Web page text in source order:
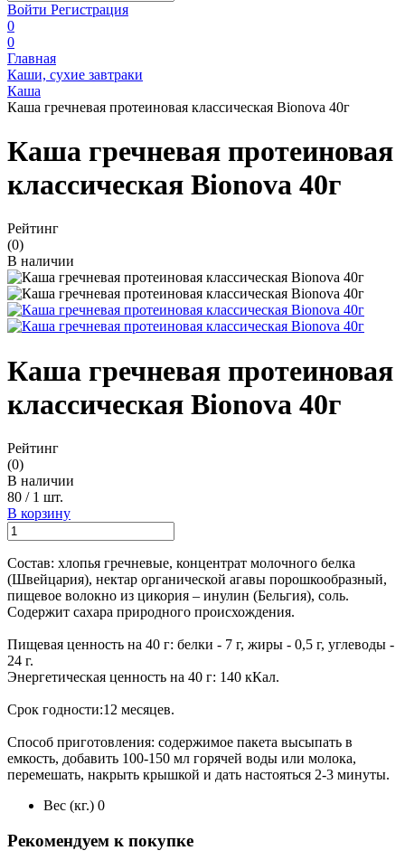
Войти Регистрация
0
0
Главная
Каши, сухие завтраки
Каша
Каша гречневая протеиновая классическая Bionova 40г
Каша гречневая протеиновая
классическая Bionova 40г
Рейтинг
(0)
В наличии
Каша гречневая протеиновая
классическая Bionova 40г
Рейтинг
(0)
В наличии
80 / 1 шт.
В корзину
Состав: хлопья гречневые, концентрат молочного белка
(Швейцария), нектар органической агавы порошкообразный,
пищевое волокно из цикория – инулин (Бельгия), соль.
Содержит сахара природного происхождения.
Пищевая ценность на 40 г: белки - 7 г, жиры - 0,5 г, углеводы -
24 г.
Энергетическая ценность на 40 г: 140 кКал.
Срок годности:12 месяцев.
Способ приготовления: содержимое пакета высыпать в
емкость, добавить 100-150 мл горячей воды или молока,
перемешать, накрыть крышкой и дать настояться 2-3 минуты.
Вес (кг.) 0
Рекомендуем к покупке